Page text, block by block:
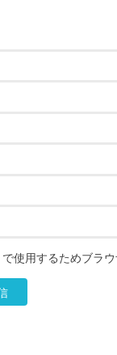
使用するためブラ